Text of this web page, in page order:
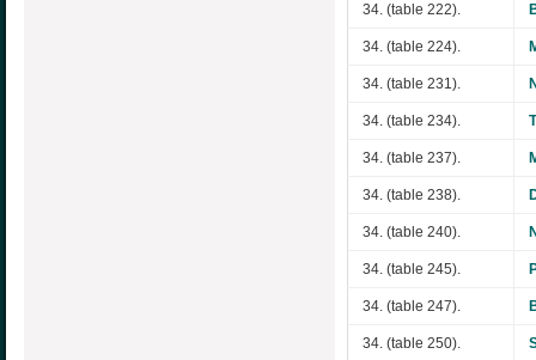
34. (table 222).
34. (table 224).
34. (table 231).
34. (table 234).
34. (table 237).
34. (table 238).
34. (table 240).
34. (table 245).
34. (table 247).
34. (table 250).